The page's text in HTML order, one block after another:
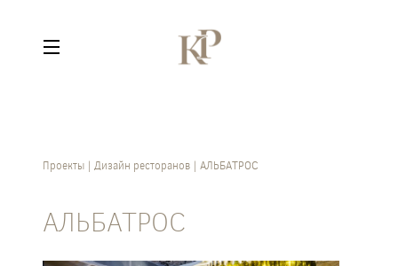
Проекты Дизайн ресторанов АЛЬБАТРОС
АЛЬБАТРОС